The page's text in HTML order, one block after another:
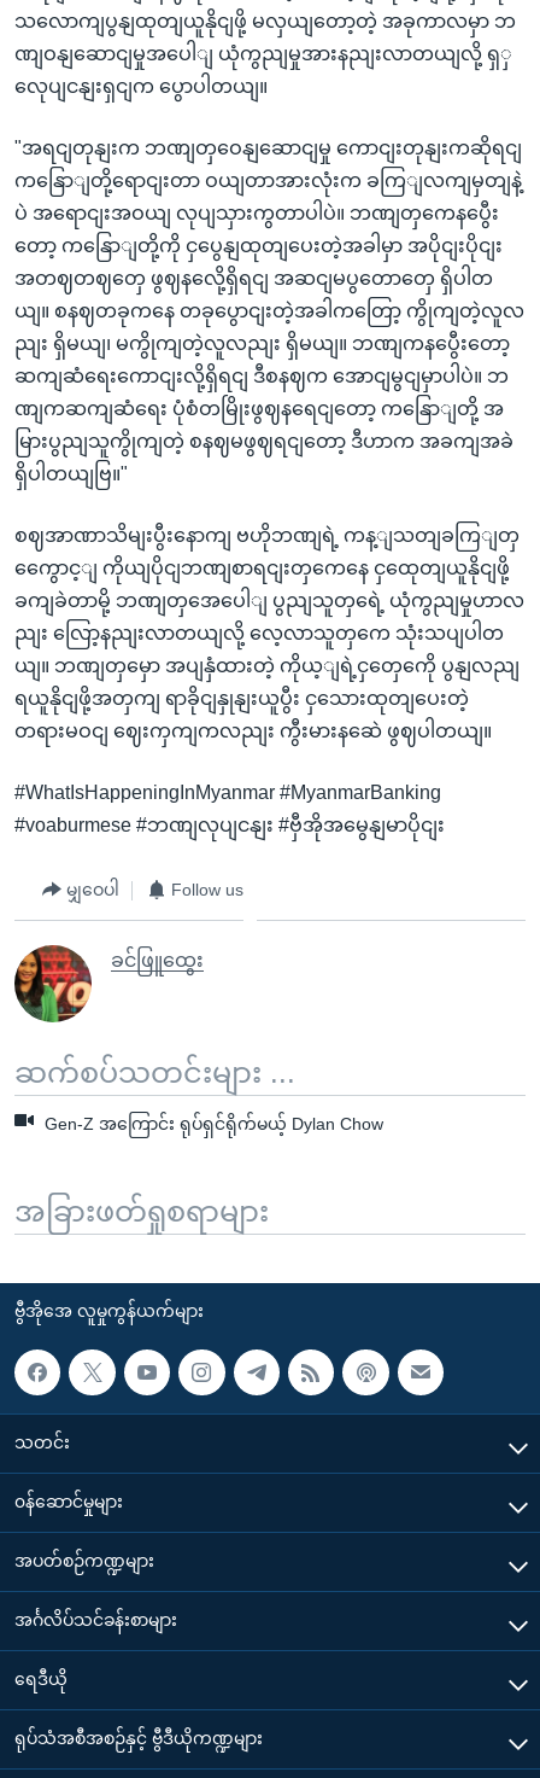
သလောကျပွနျထုတျယူနိုငျဖို့ မလှယျတော့တဲ့ အခုကာလမှာ ဘ
ဏျဝနျဆောငျမှုအပေါျ ယုံကွညျမှုအားနညျးလာတယျလို့ ရှှ
လေုပျငနျးရှငျက ပွောပါတယျ။
"အရငျတုနျးက ဘဏျတှဝေနျဆောငျမှု ကောငျးတုနျးကဆိုရငျ
ကနြောျတို့ရောငျးတာ ဝယျတာအားလုံးက ခကြျလကျမှတျနဲ့
ပဲ အရောငျးအဝယျ လုပျသှားကွတာပါပဲ။ ဘဏျတှကေနပွေီး
တော့ ကနြောျတို့ကို ငှပွေနျထုတျပေးတဲ့အခါမှာ အပိုငျးပိုငျး
အတဈတဈတှေ ဖွဈနလေို့ရှိရငျ အဆငျမပွတောတှေ ရှိပါတ
ယျ။ စနဈတခုကနေ တခုပွောငျးတဲ့အခါကတြော့ ကွိုကျတဲ့လူလ
ညျး ရှိမယျ၊ မကွိုကျတဲ့လူလညျး ရှိမယျ။ ဘဏျကနပွေီးတော့
ဆကျဆံရေးကောငျးလို့ရှိရငျ ဒီစနဈက အောငျမွငျမှာပါပဲ။ ဘ
ဏျကဆကျဆံရေး ပုံစံတမြိုးဖွဈနရေငျတော့ ကနြောျတို့ အ
မြားပွညျသူကွိုကျတဲ့ စနဈမဖွဈရငျတော့ ဒီဟာက အခကျအခဲ
ရှိပါတယျဗြ။"
စဈအာဏာသိမျးပွီးနောကျ ဗဟိုဘဏျရဲ့ ကန့ျသတျခကြျတှ
ကွေောင့ျ ကိုယျပိုငျဘဏျစာရငျးတှကေနေ ငှထေုတျယူနိုငျဖို့
ခကျခဲတာမို့ ဘဏျတှအေပေါျ ပွညျသူတှရေဲ့ ယုံကွညျမှုဟာလ
ညျး လြော့နညျးလာတယျလို့ လေ့လာသူတှကေ သုံးသပျပါတ
ယျ။ ဘဏျတှမှော အပျနှံထားတဲ့ ကိုယ့ျရဲ့ငှတှေကေို ပွနျလညျ
ရယူနိုငျဖို့အတှကျ ရာခိုငျနှုနျးယူပွီး ငှသေားထုတျပေးတဲ့
တရားမဝငျ ဈေးကှကျကလညျး ကွီးမားနဆေဲ ဖွဈပါတယျ။
#WhatIsHappeningInMyanmar #MyanmarBanking
#voaburmese #ဘဏျလုပျငနျး #ဗှီအိုအမွေနျမာပိုငျး
မျှဝေပါ Follow us
ခင်ဖြူထွေး
ဆက်စပ်သတင်းများ ...
Gen-Z အကြောင်း ရုပ်ရှင်ရိုက်မယ့် Dylan Chow
အခြားဖတ်ရှုစရာများ
ဗွီအိုအေ လူမှုကွန်ယက်များ
သတင်း
၀န်ဆောင်မှုများ
အပတ်စဉ်ကဏ္ဍများ
အင်္ဂလိပ်သင်ခန်းစာများ
ရေဒီယို
ရုပ်သံအစီအစဉ်နှင့် ဗွီဒီယိုကဏ္ဍများ